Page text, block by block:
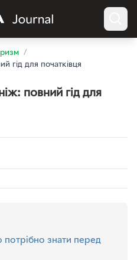
/
гід для початківця
повний гід для
знати перед